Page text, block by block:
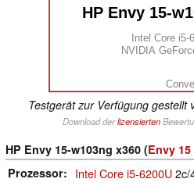
HP Envy 15-
Intel Core i5-
NVIDIA
Testgerät zur Verfügung gestellt
Download derlizensierten
HP Envy 15-w103ng x360 (Envy
Prozessor
Intel Core i5-6200U2c/